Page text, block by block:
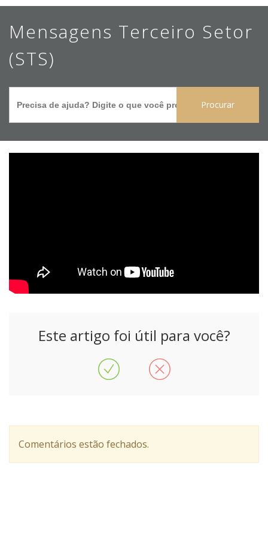
para
conteúdo
principal
Mensagens Terceiro Setor
(STS)
Search
for:
Este artigo foi útil para você?
Comentários estão fechados.